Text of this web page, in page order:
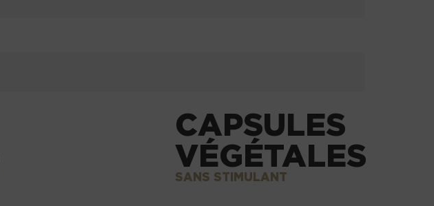
CAPSULES
VÉGÉTALES
SANS STIMULANT